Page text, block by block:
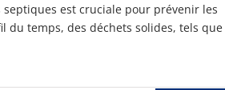
est cruciale pour prévenir les
du temps, des déchets solides, tels que